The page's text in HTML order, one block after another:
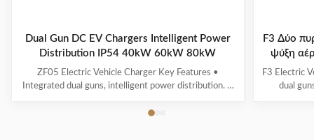
Dual Gun DC EV Chargers Intelligent Power
Distribution IP54 40kW 60kW 80kW
ZF05 Electric Vehicle Charger Key Features •
Integrated dual guns, intelligent power distribution. •
voltage/current monitoring and precisely battery
F3 Δύο
ψύξη
F3 Electric
dual